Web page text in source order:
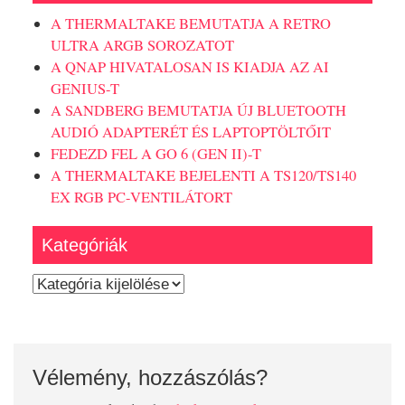
A THERMALTAKE BEMUTATJA A RETRO
ULTRA ARGB SOROZATOT
A QNAP HIVATALOSAN IS KIADJA AZ AI
GENIUS-T
A SANDBERG BEMUTATJA ÚJ BLUETOOTH
AUDIÓ ADAPTERÉT ÉS LAPTOPTÖLTŐIT
FEDEZD FEL A GO 6 (GEN II)-T
A THERMALTAKE BEJELENTI A TS120/TS140
EX RGB PC-VENTILÁTORT
Kategóriák
Kategóriák
Vélemény, hozzászólás?